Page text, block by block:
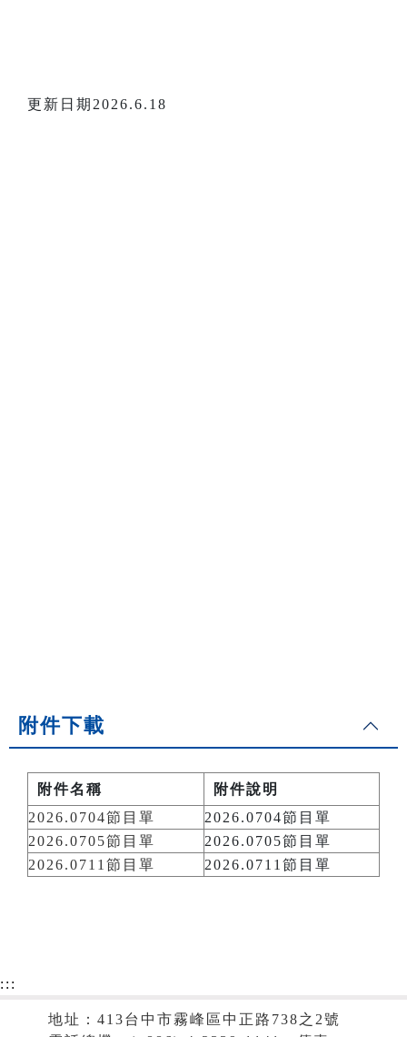
更新日期2026.6.18
附件下載
附件名稱
附件說明
2026.0704節目單
2026.0704節目單
2026.0705節目單
2026.0705節目單
2026.0711節目單
2026.0711節目單
:::
地址：413台中市霧峰區中正路738之2號